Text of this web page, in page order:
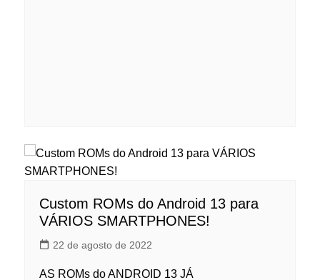
Custom ROMs do Android 13 para
VÁRIOS SMARTPHONES!
22 de agosto de 2022
AS ROMs do ANDROID 13 JÁ